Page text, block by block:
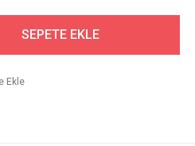
SEPETE EKLE